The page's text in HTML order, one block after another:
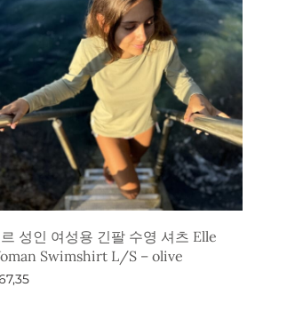
성인 여성용 긴팔 수영 셔츠 Elle
Swimshirt L/S – olive